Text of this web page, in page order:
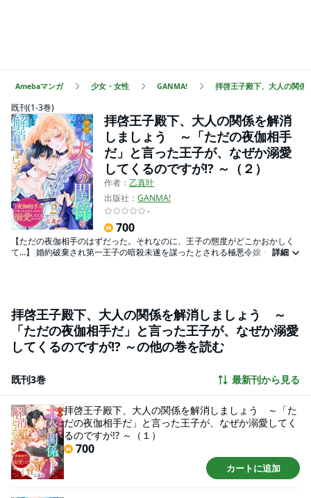
Amebaマンガ 少女・女性 GANMA! 拝啓王子殿下、大人の関
既刊(1-3巻)
拝啓王子殿下、大人の関係を解消
しましょう ～「ただの夜伽相手
だ」と言った王子が、なぜか溺愛
してくるのですが!? ～（２）
作者： 乙真叶
出版社： GANMA!
-
700
【ただの夜伽相手のはずだった。それなのに、王子の態度がどこかおかしく
て…】 婚約破棄され第一王子の暗殺未遂を謀ったとされる極悪令嬢・ジャン
ジャンヌたちは城内への潜入を行う。そこでジャンヌを待ち受けていたの
は、王妃の横暴さとグレンとの立場の差という現実で…？ 追われた元極悪令
嬢 × 口の悪めな溺愛第二王子の逃亡ラブストーリー・第2巻！
詳細
拝啓王子殿下、大人の関係を解消しましょう ～
「ただの夜伽相手だ」と言った王子が、なぜか溺愛
してくるのですが!? ～の他の巻を読む
既刊3巻 最新刊から見る
拝啓王子殿下、大人の関係を解消しましょう ～「た
だの夜伽相手だ」と言った王子が、なぜか溺愛してく
るのですが!? ～（１）
700
カートに追加